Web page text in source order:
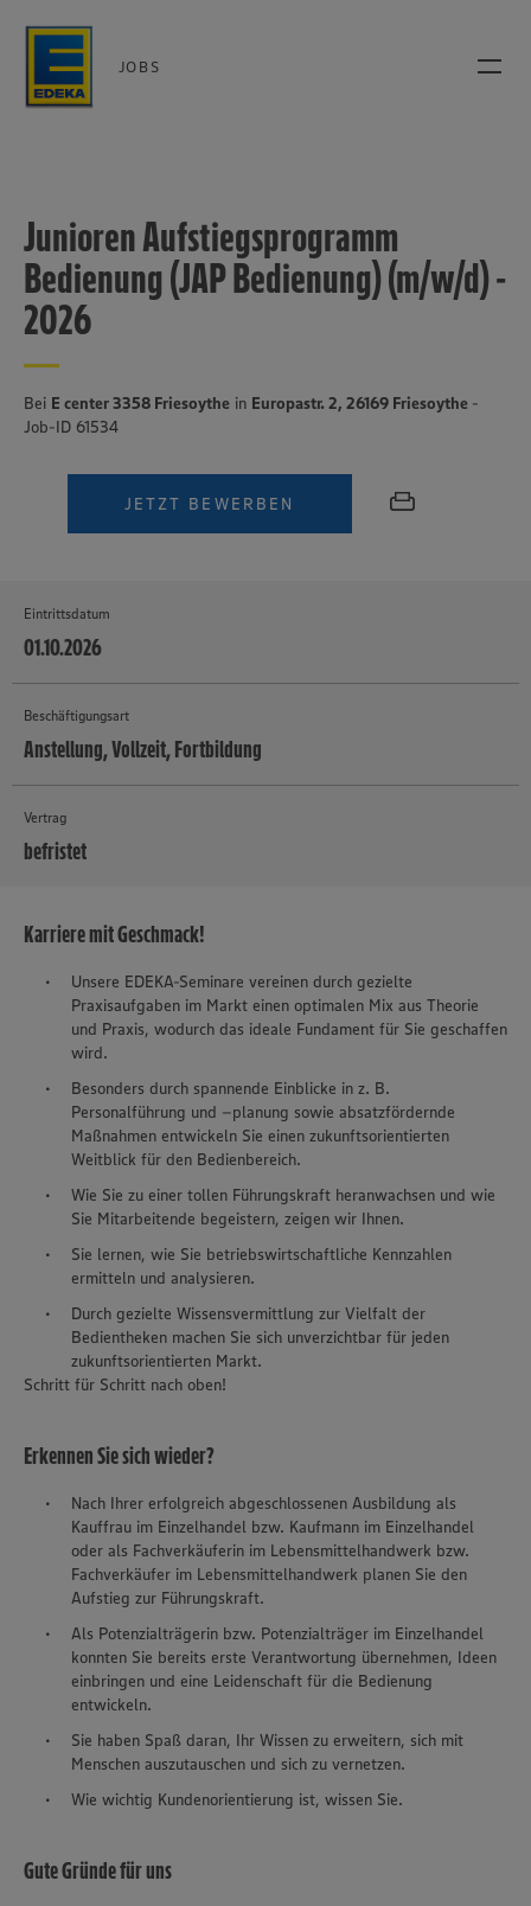
JOBS
Junioren Aufstiegsprogramm
Bedienung (JAP Bedienung) (m/w/d) -
2026
Bei E center 3358 Friesoythe in Europastr. 2, 26169 Friesoythe -
Job-ID 61534
JETZT BEWERBEN
Eintrittsdatum
01.10.2026
Beschäftigungsart
Anstellung, Vollzeit, Fortbildung
Vertrag
befristet
Karriere mit Geschmack!
Unsere EDEKA-Seminare vereinen durch gezielte
Praxisaufgaben im Markt einen optimalen Mix aus Theorie
und Praxis, wodurch das ideale Fundament für Sie geschaffen
wird.
Besonders durch spannende Einblicke in z. B.
Personalführung und –planung sowie absatzfördernde
Maßnahmen entwickeln Sie einen zukunftsorientierten
Weitblick für den Bedienbereich.
Wie Sie zu einer tollen Führungskraft heranwachsen und wie
Sie Mitarbeitende begeistern, zeigen wir Ihnen.
Sie lernen, wie Sie betriebswirtschaftliche Kennzahlen
ermitteln und analysieren.
Durch gezielte Wissensvermittlung zur Vielfalt der
Bedientheken machen Sie sich unverzichtbar für jeden
zukunftsorientierten Markt.
Schritt für Schritt nach oben!
Erkennen Sie sich wieder?
Nach Ihrer erfolgreich abgeschlossenen Ausbildung als
Kauffrau im Einzelhandel bzw. Kaufmann im Einzelhandel
oder als Fachverkäuferin im Lebensmittelhandwerk bzw.
Fachverkäufer im Lebensmittelhandwerk planen Sie den
Aufstieg zur Führungskraft.
Als Potenzialträgerin bzw. Potenzialträger im Einzelhandel
konnten Sie bereits erste Verantwortung übernehmen, Ideen
einbringen und eine Leidenschaft für die Bedienung
entwickeln.
Sie haben Spaß daran, Ihr Wissen zu erweitern, sich mit
Menschen auszutauschen und sich zu vernetzen.
Wie wichtig Kundenorientierung ist, wissen Sie.
Gute Gründe für uns